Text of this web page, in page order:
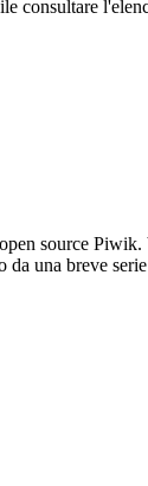
consultare
source
una breve